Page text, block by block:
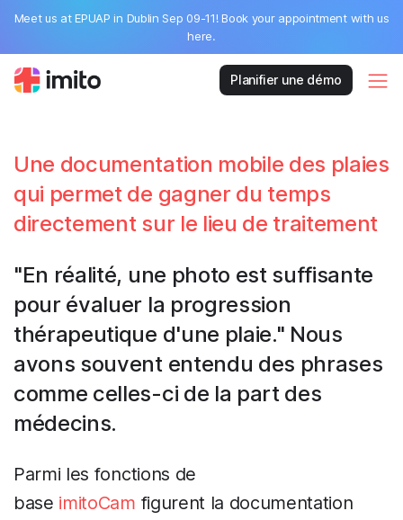
Meet us at EPUAP in Dublin Sep 09-11! Book your appointment with us
here.
Planifier une démo
Une documentation mobile des plaies
qui permet de gagner du temps
directement sur le lieu de traitement
"En réalité, une photo est suffisante
pour évaluer la progression
thérapeutique d'une plaie." Nous
avons souvent entendu des phrases
comme celles-ci de la part des
médecins.
Parmi les fonctions de
base imitoCam figurent la documentation